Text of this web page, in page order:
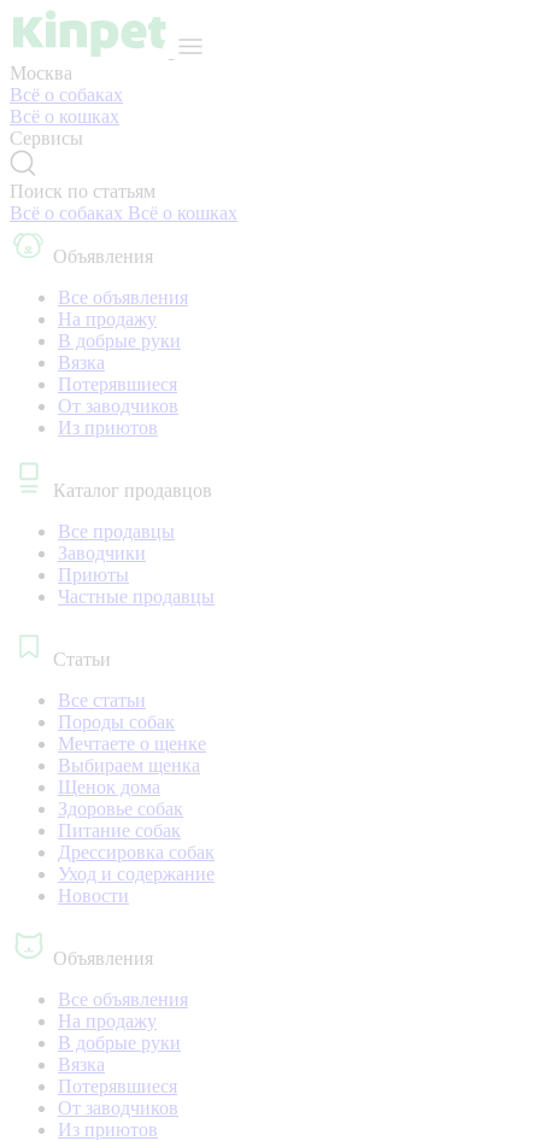
Москва
Всё о собаках
Всё о кошках
Сервисы
Поиск по статьям
Всё о собаках Всё о кошках
Объявления
Все объявления
На продажу
В добрые руки
Вязка
Потерявшиеся
От заводчиков
Из приютов
Каталог продавцов
Все продавцы
Заводчики
Приюты
Частные продавцы
Статьи
Все статьи
Породы собак
Мечтаете о щенке
Выбираем щенка
Щенок дома
Здоровье собак
Питание собак
Дрессировка собак
Уход и содержание
Новости
Объявления
Все объявления
На продажу
В добрые руки
Вязка
Потерявшиеся
От заводчиков
Из приютов